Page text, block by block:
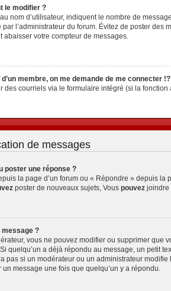
le modifier ?
nom d’utilisateur, indiquent le nombre de
par l’administrateur du forum. Évitez de poster
votre compteur de messages.
d’un membre, on me demande de me connecter !?
des courriels via le formulaire intégré (si la
de messages
poster une réponse ?
la page d’un forum ou « Répondre » depuis
poster de nouveaux sujets, Vous pouvez joindre
?
vous ne pouvez modifier ou supprimer
quelqu’un a déjà répondu au message, un petit
pas si un modérateur ou un administrateur
message une fois que quelqu’un y a répondu.